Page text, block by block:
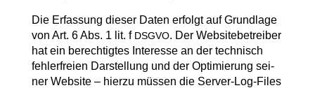
Die Erfas­sung die­ser Daten erfolgt auf Grund­la­ge
von Art. 6 Abs. 1 lit. f DSGVO. Der Web­site­be­trei­ber
hat ein berech­tig­tes Inter­es­se an der tech­nisch
feh­ler­frei­en Dar­stel­lung und der Opti­mie­rung sei­
ner Web­site – hier­zu müs­sen die Ser­ver-Log-Files